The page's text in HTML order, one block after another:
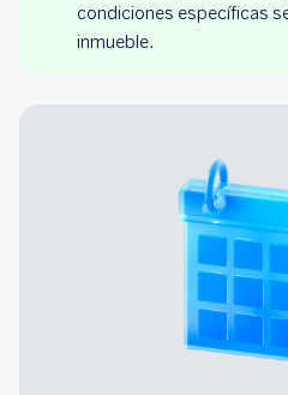
condiciones específicas
inmueble.